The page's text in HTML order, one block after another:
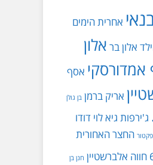
אחרית הימים
אלון בר אלון
אסף
אריק ברמן בן גולן
ג'ירפות גיא לוי דודו
החצר האחורית
חווה אלברשטיין חנן בן